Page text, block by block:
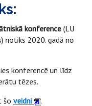
konference(LU
notiks 2020. gadā no
konferencē un līdz
tēzes.
šo veidni .